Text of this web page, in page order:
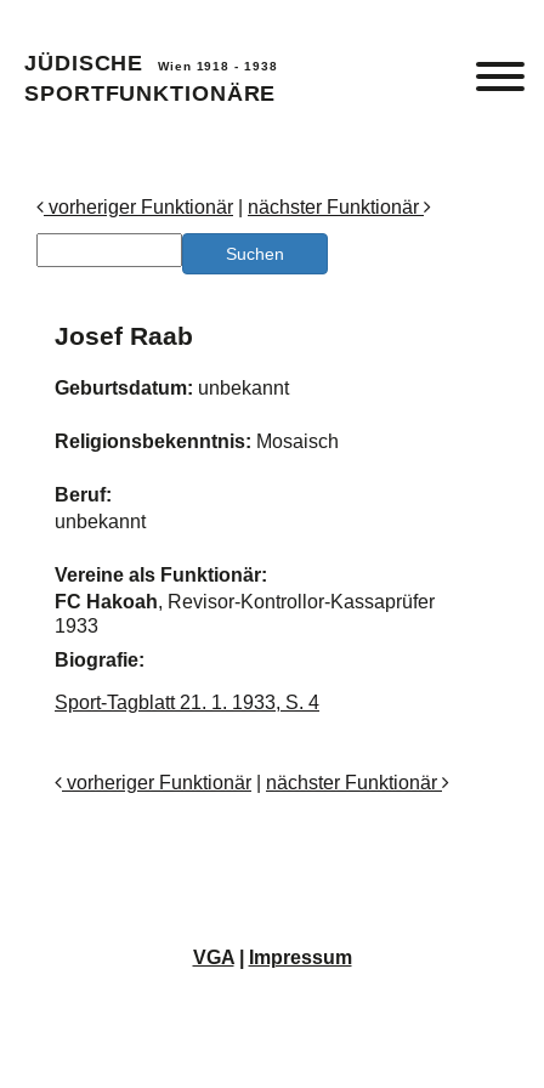
JÜDISCHE Wien 1918 - 1938
SPORTFUNKTIONÄRE
vorheriger Funktionär nächster Funktionär
Josef Raab
Geburtsdatum: unbekannt
Religionsbekenntnis: Mosaisch
Beruf:
unbekannt
Vereine als Funktionär:
FC Hakoah, Revisor-Kontrollor-Kassaprüfer
1933
Biografie:
Sport-Tagblatt 21. 1. 1933, S. 4
vorheriger Funktionär nächster Funktionär
VGA| Impressum